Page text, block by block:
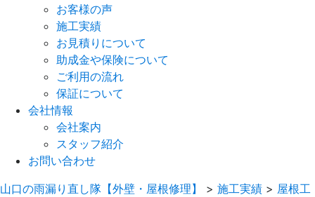
お客様の声
施工実績
お見積りについて
助成金や保険について
ご利用の流れ
保証について
会社情報
会社案内
スタッフ紹介
お問い合わせ
山口の雨漏り直し隊【外壁・屋根修理】
> 施工実績 > 屋根工